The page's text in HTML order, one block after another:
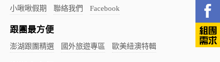
小啾啾假期 聯絡我們 Facebook
跟團最方便
澎湖跟團精選 國外旅遊專區 歐美紐澳特輯